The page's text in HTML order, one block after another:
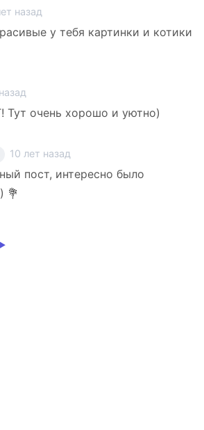
назад
у тебя картинки и котики
Тут очень хорошо и уютно)
10 лет назад
пост, интересно было
💐